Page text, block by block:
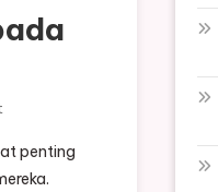
On
Membangun
Kebiasaan
penting